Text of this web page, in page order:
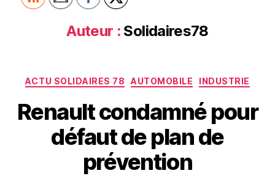
Auteur : Solidaires78
Catégories
ACTU SOLIDAIRES 78 AUTOMOBILE INDUSTRIE
Renault condamné pour
défaut de plan de
prévention